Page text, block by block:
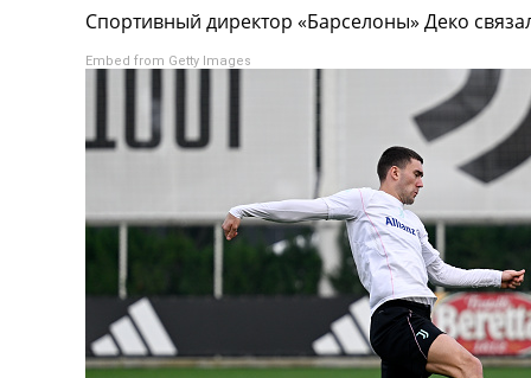
Турниры
Чемпионат Мира
Украина. Премьер-Лига
Украина. Первая Лига
Англия. Премьер Лига
Испания. Ла Лига
Другие Турниры >>>
Таблицы
Таблицы групп Чемпионата Мира
Украина. Премьер-Лига
Украина. Первая Лига
Лига Чемпионов. Таблицы групп
Англия. Премьер-Лига
Спортивный директор «Барселоны» Деко
Embed from Getty Images